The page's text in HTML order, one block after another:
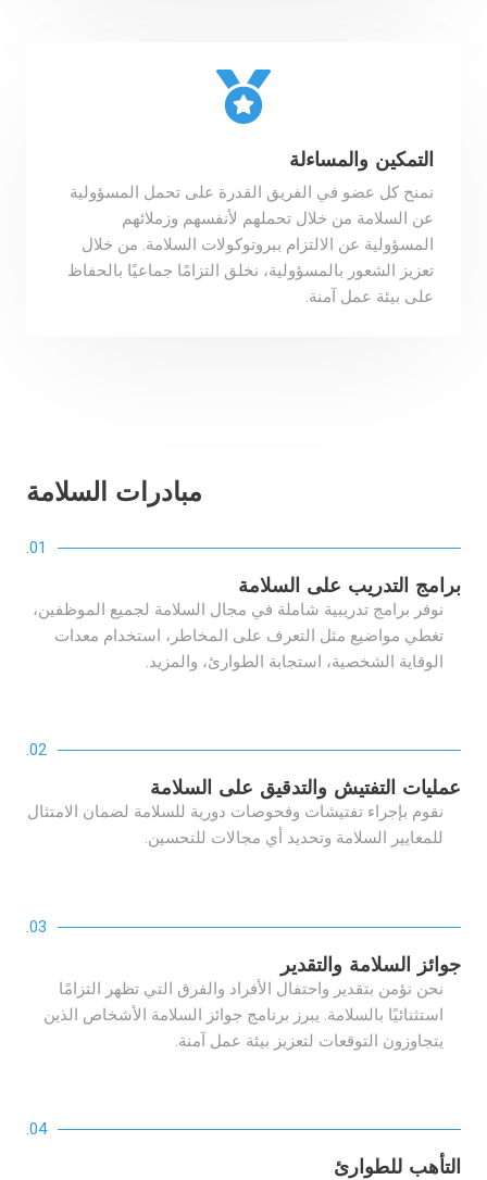
التمكين والمساءلة
نمنح كل عضو في الفريق القدرة على تحمل المسؤولية
عن السلامة من خلال تحملهم لأنفسهم وزملائهم
المسؤولية عن الالتزام ببروتوكولات السلامة. من خلال
تعزيز الشعور بالمسؤولية، نخلق التزامًا جماعيًا بالحفاظ
على بيئة عمل آمنة.
مبادرات السلامة
01.
برامج التدريب على السلامة
نوفر برامج تدريبية شاملة في مجال السلامة لجميع الموظفين،
تغطي مواضيع مثل التعرف على المخاطر، استخدام معدات
الوقاية الشخصية، استجابة الطوارئ، والمزيد.
02.
عمليات التفتيش والتدقيق على السلامة
نقوم بإجراء تفتيشات وفحوصات دورية للسلامة لضمان الامتثال
للمعايير السلامة وتحديد أي مجالات للتحسين.
03.
جوائز السلامة والتقدير
نحن نؤمن بتقدير واحتفال الأفراد والفرق التي تظهر التزامًا
استثنائيًا بالسلامة. يبرز برنامج جوائز السلامة الأشخاص الذين
يتجاوزون التوقعات لتعزيز بيئة عمل آمنة.
04.
التأهب للطوارئ